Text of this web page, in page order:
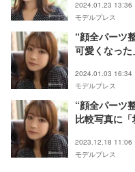
2024.01.23 13:36
モデルプレス
“顔全パーツ
可愛くなっ
2024.01.03 16:34
モデルプレス
“顔全パーツ
比較写真に
2023.12.18 11:06
モデルプレス